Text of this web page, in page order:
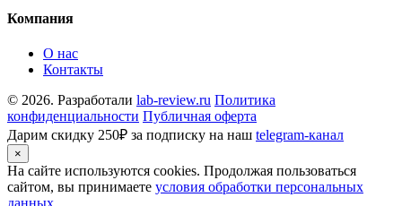
Компания
О нас
Контакты
© 2026. Разработали lab-review.ru Политика
конфиденциальности Публичная оферта
Дарим скидку 250₽ за подписку на наш telegram-канал
×
На сайте используются cookies. Продолжая пользоваться
сайтом, вы принимаете условия обработки персональных